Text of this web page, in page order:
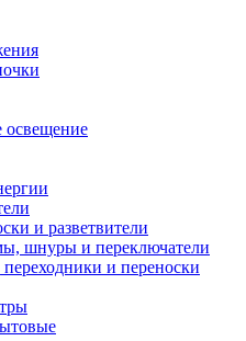
освещение
и разветвители
шнуры и переключатели
переходники и переноски